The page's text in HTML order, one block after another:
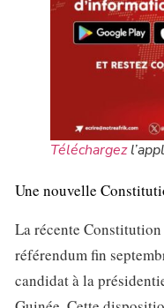
Téléchargez
Une nouvelle
La récente
référendum fin
candidat à la